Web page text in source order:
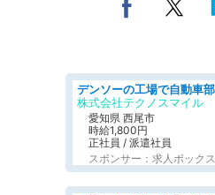
株式会社テクノスマイル
愛知県 西尾市
時給1,800円
正社員 / 派遣社員
スポンサー：求人ボックス